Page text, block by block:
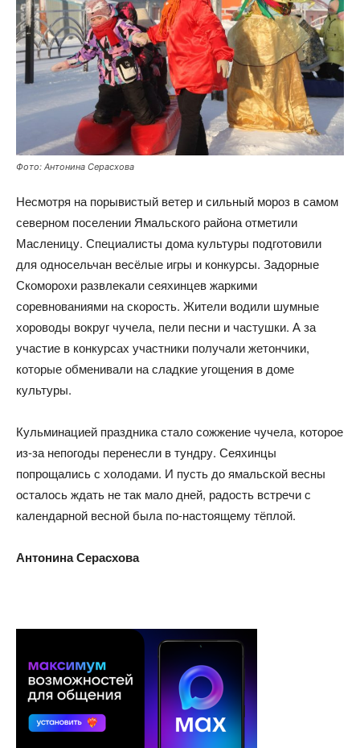
Фото: Антонина Серасхова
Несмотря на порывистый ветер и сильный мороз в самом
северном поселении Ямальского района отметили
Масленицу. Специалисты дома культуры подготовили
для односельчан весёлые игры и конкурсы. Задорные
Скоморохи развлекали сеяхинцев жаркими
соревнованиями на скорость. Жители водили шумные
хороводы вокруг чучела, пели песни и частушки. А за
участие в конкурсах участники получали жетончики,
которые обменивали на сладкие угощения в доме
культуры.
Кульминацией праздника стало сожжение чучела, которое
из-за непогоды перенесли в тундру. Сеяхинцы
попрощались с холодами. И пусть до ямальской весны
осталось ждать не так мало дней, радость встречи с
календарной весной была по-настоящему тёплой.
Антонина Серасхова